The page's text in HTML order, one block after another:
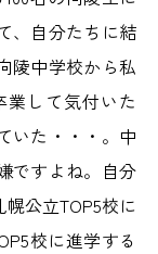
、自分たちに結
陵中学校から私
して気付いた
いた・・・。中
ですよね。自分
公立TOP5校に
校に進学する